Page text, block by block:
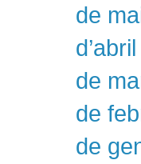
de
de
de
de